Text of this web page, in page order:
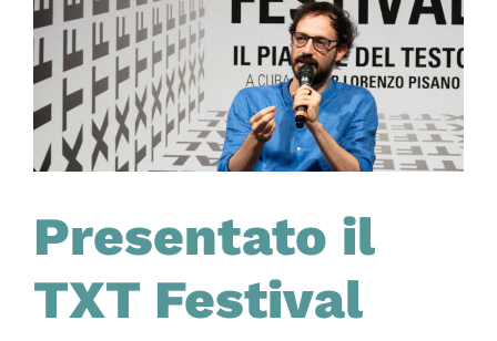
30/40
anni
Presentato il
TXT Festival